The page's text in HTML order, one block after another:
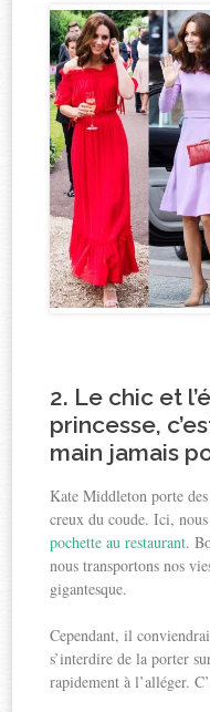
2. Le chic et
princesse,
main jamais
Kate Middleton porte
creux du coude. Ici,
pochette au restaurant.
nous transportons nos
gigantesque.
Cependant, il
s’interdire de la porter
rapidement à l’alléger.